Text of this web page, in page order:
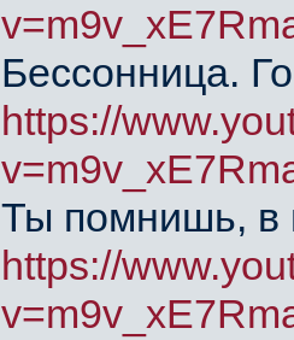
Бессонница.
https://
Ты помнишь, в
https://